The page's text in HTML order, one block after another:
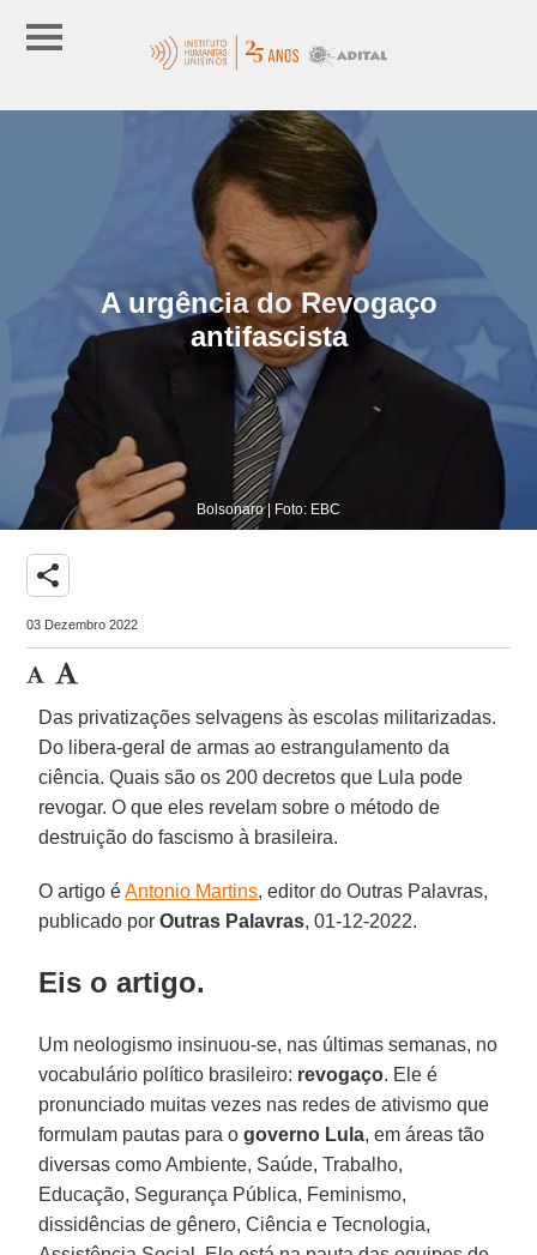
A urgência do Revogaço
antifascista
Bolsonaro | Foto: EBC
share
03 Dezembro 2022
Das privatizações selvagens às escolas militarizadas.
Do libera-geral de armas ao estrangulamento da
ciência. Quais são os 200 decretos que Lula pode
revogar. O que eles revelam sobre o método de
destruição do fascismo à brasileira.
O artigo éAntonio Martins, editor do Outras Palavras,
publicado porOutras Palavras, 01-12-2022.
Eis o artigo.
Um neologismo insinuou-se, nas últimas semanas, no
vocabulário político brasileiro: revogaço. Ele é
pronunciado muitas vezes nas redes de ativismo que
formulam pautas para ogoverno Lula, em áreas tão
diversas como Ambiente, Saúde, Trabalho,
Educação, Segurança Pública, Feminismo,
dissidências de gênero, Ciência e Tecnologia,